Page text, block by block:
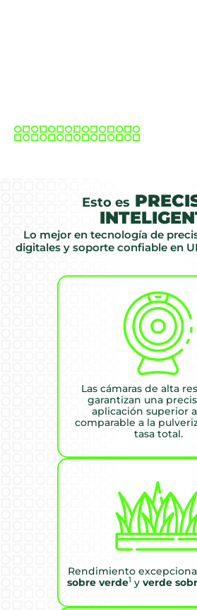
Esto es
Lo mejor en tecnología de
digitales y soporte confiable en
Las cámaras de alta
garantizan una
aplicación superior
comparable a la
tasa total.
Rendimiento
sobre verde1 y verde